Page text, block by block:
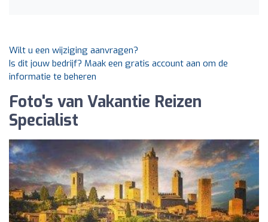
Wilt u een wijziging aanvragen?
Is dit jouw bedrijf? Maak een gratis account aan om de
informatie te beheren
Foto's van Vakantie Reizen
Specialist